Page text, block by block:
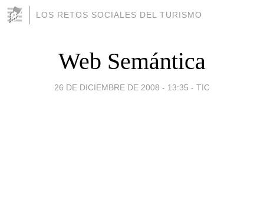
LOS RETOS SOCIALES DEL TURISMO
Web Semántica
26 DE DICIEMBRE DE 2008 - 13:35 - TIC